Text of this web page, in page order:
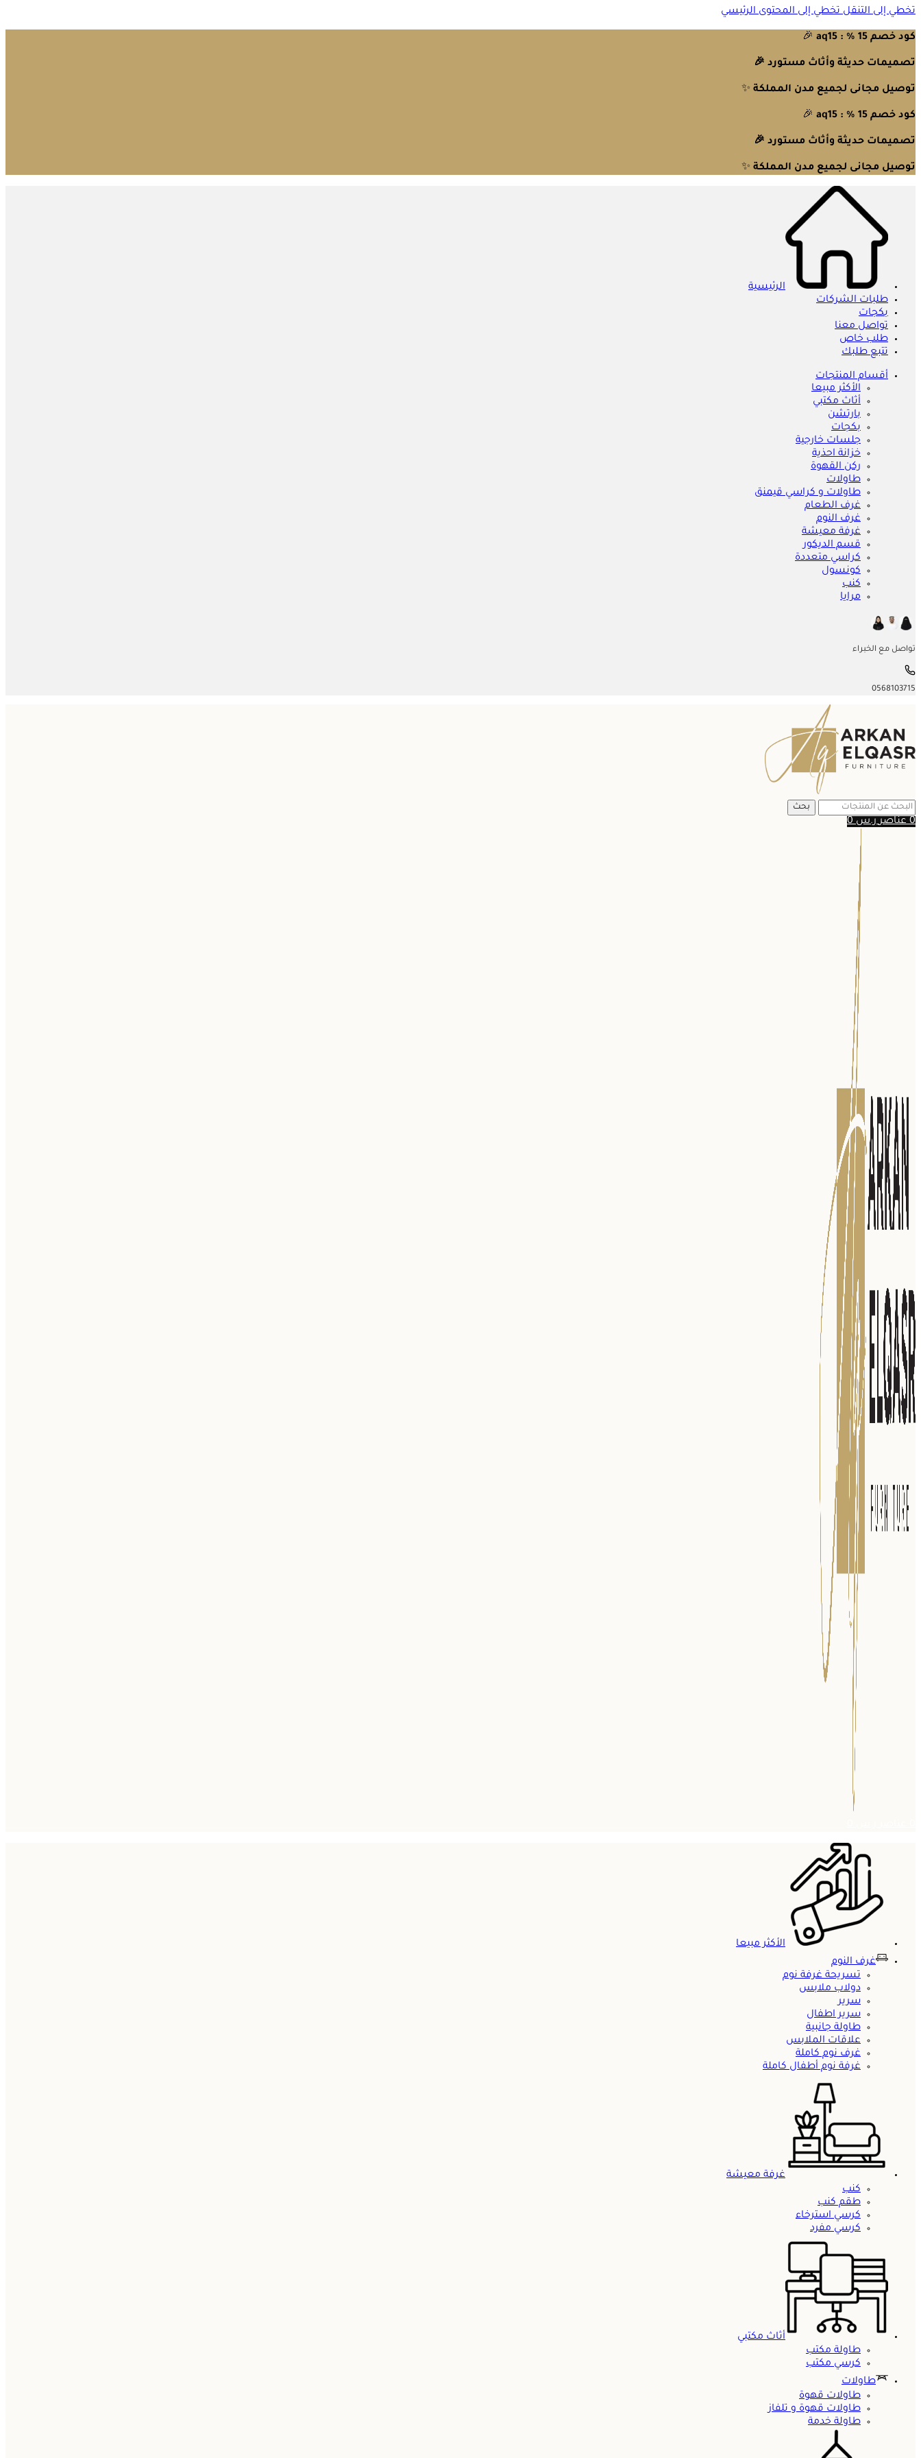
تخطي إلى التنقلتخطي إلى المحتوى الرئيسي
كود خصم 15 % : aq15 🎉
تصميمات حديثة وأثاث مستورد 🎉
توصيل مجانى لجميع مدن المملكة ✨
كود خصم 15 % : aq15 🎉
تصميمات حديثة وأثاث مستورد 🎉
توصيل مجانى لجميع مدن المملكة ✨
الرئيسية
طلبات الشركات
بكجات
تواصل معنا
طلب خاص
تتبع طلبك
أقسام المنتجات
الأكثر مبيعا
أثاث مكتبي
بارتشن
بكجات
جلسات خارجية
خزانة احذية
ركن القهوة
طاولات
طاولات و كراسي قيمنق
غرف الطعام
غرف النوم
غرفة معيشة
قسم الديكور
كراسي متعددة
كونسول
كنب
مرايا
تواصل مع الخبراء
0568103715
بحث
0 عناصر ر.س0
الأكثر مبيعا
غرف النوم
تسريحة غرفة نوم
دولاب ملابس
سرير
سرير اطفال
طاولة جانبية
علاقات الملابس
غرف نوم كاملة
غرفة نوم أطفال كاملة
غرفة معيشة
كنب
طقم كنب
كرسي استرخاء
كرسي مفرد
أثاث مكتبي
طاولة مكتب
كرسي مكتب
طاولات
طاولات قهوة
طاولات قهوة و تلفاز
طاولة خدمة